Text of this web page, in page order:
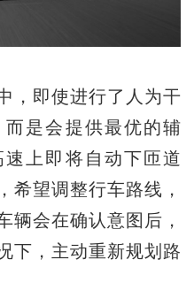
即使进行了人为干
是会提供最优的辅
上即将自动下匝道
希望调整行车路线，
辆会在确认意图后，
下，主动重新规划路